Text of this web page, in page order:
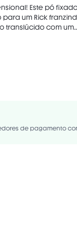
Este pó
um Rick
translúcido com
(CORN) STARCH,
de pagamento